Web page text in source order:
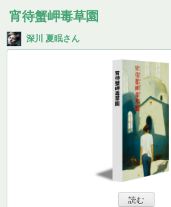
宵待蟹岬毒草園
深川 夏眠さん